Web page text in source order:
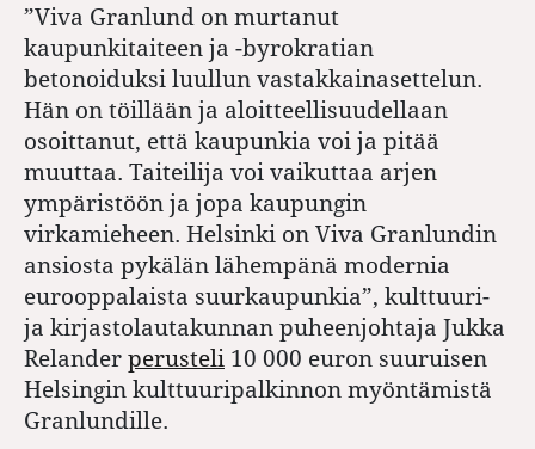
”Viva Granlund on murtanut
kaupunkitaiteen ja -byrokratian
betonoiduksi luullun vastakkainasettelun.
Hän on töillään ja aloitteellisuudellaan
osoittanut, että kaupunkia voi ja pitää
muuttaa. Taiteilija voi vaikuttaa arjen
ympäristöön ja jopa kaupungin
virkamieheen. Helsinki on Viva Granlundin
ansiosta pykälän lähempänä modernia
eurooppalaista suurkaupunkia”, kulttuuri-
ja kirjastolautakunnan puheenjohtaja Jukka
Relander perusteli 10 000 euron suuruisen
Helsingin kulttuuripalkinnon myöntämistä
Granlundille.